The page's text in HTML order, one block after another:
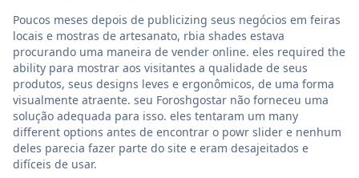
Poucos meses depois de publicizing seus negócios em feiras
locais e mostras de artesanato, rbia shades estava
procurando uma maneira de vender online. eles required the
ability para mostrar aos visitantes a qualidade de seus
produtos, seus designs leves e ergonômicos, de uma forma
visualmente atraente. seu Foroshgostar não forneceu uma
solução adequada para isso. eles tentaram um many
different options antes de encontrar o powr slider e nenhum
deles parecia fazer parte do site e eram desajeitados e
difíceis de usar.